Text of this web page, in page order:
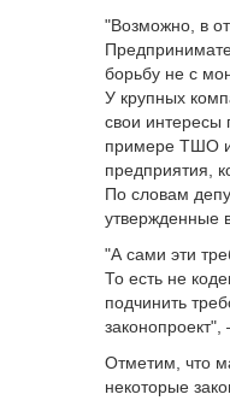
"Возможно, в
борьбу не с
У крупных
свои
примере ТШО и
предприятия,
По словам
утвержденные
"А сами эти
То есть не
подчинить
Отметим, что
некоторые